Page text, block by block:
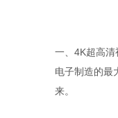
一、4K超高
电子制造的
来。